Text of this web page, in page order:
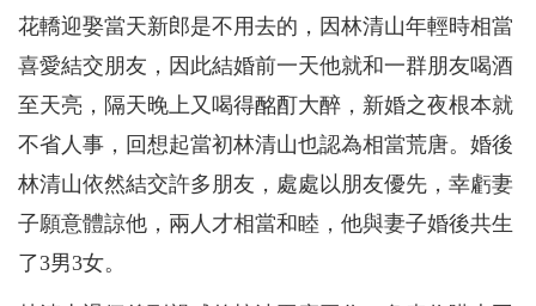
花轎迎娶當天新郎是不用去的，因林清山年輕時相當
喜愛結交朋友，因此結婚前一天他就和一群朋友喝酒
至天亮，隔天晚上又喝得酩酊大醉，新婚之夜根本就
不省人事，回想起當初林清山也認為相當荒唐。婚後
林清山依然結交許多朋友，處處以朋友優先，幸虧妻
子願意體諒他，兩人才相當和睦，他與妻子婚後共生
了3男3女。